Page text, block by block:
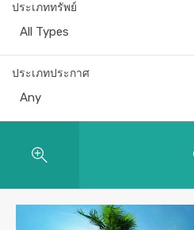
ประเภททรัพย์
All Types
ประเภทประกาศ
Any